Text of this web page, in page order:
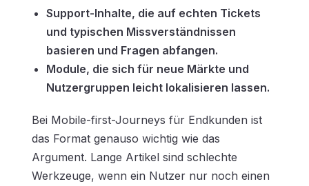
Support-Inhalte, die auf echten Tickets
und typischen Missverständnissen
basieren und Fragen abfangen.
Module, die sich für neue Märkte und
Nutzergruppen leicht lokalisieren lassen.
Bei Mobile-first-Journeys für Endkunden ist
das Format genauso wichtig wie das
Argument. Lange Artikel sind schlechte
Werkzeuge, wenn ein Nutzer nur noch einen